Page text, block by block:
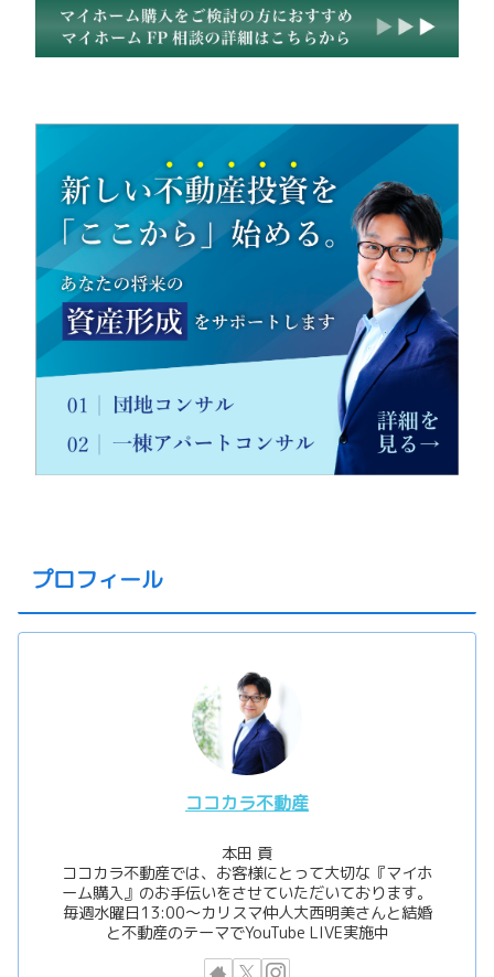
プロフィール
ココカラ不動産
本田 貢
ココカラ不動産では、お客様にとって大切な『マイホ
ーム購入』のお手伝いをさせていただいております。
毎週水曜日13:00〜カリスマ仲人大西明美さんと結婚
と不動産のテーマでYouTube LIVE実施中